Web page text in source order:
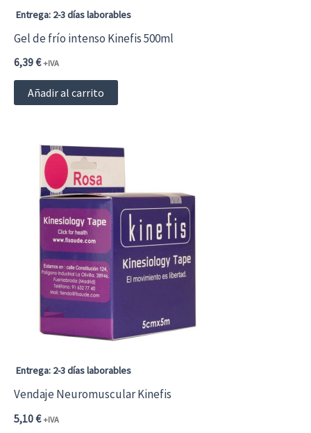
Entrega: 2-3 días laborables
Gel de frío intenso Kinefis 500ml
6,39€ +IVA
Añadir al carrito
Entrega: 2-3 días laborables
Vendaje Neuromuscular Kinefis
5,10€ +IVA